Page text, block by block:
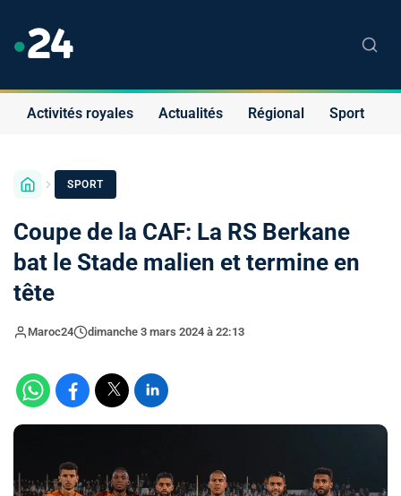
Activités royales Actualités Régional Sport
SPORT
Coupe de la CAF: La RS Berkane
bat le Stade malien et termine en
tête
Maroc24 dimanche 3 mars 2024 à 22:13